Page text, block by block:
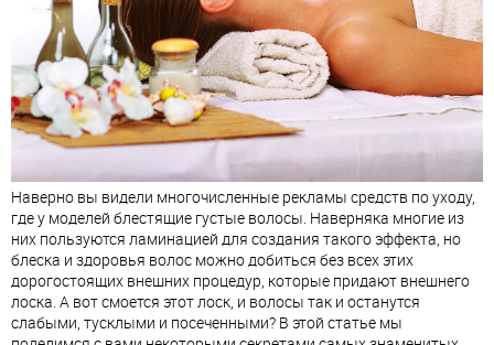
Наверно вы видели многочисленные рекламы средств по уходу,
где у моделей блестящие густые волосы. Наверняка многие из
них пользуются ламинацией для создания такого эффекта, но
блеска и здоровья волос можно добиться без всех этих
дорогостоящих внешних процедур, которые придают внешнего
лоска. А вот смоется этот лоск, и волосы так и останутся
слабыми, тусклыми и посеченными? В этой статье мы